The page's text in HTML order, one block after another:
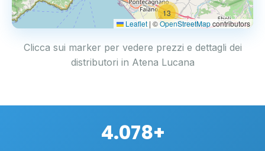
13
Leaflet | ©OpenStreetMapcontributors
Clicca sui marker per vedere prezzi e dettagli dei
distributori in Atena Lucana
4.078+